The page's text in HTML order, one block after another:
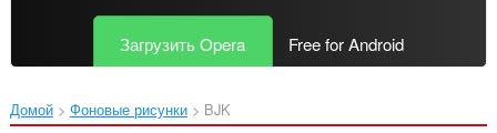
Загрузить Opera Free for Android
Домой Фоновые рисунки BJK‎